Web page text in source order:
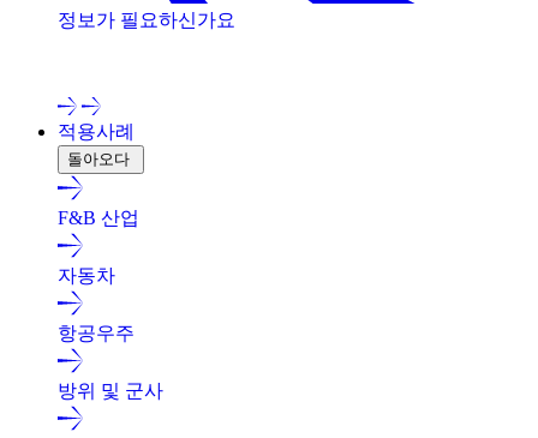
정보가 필요하신가요
적용사례
돌아오다
F&B 산업
자동차
항공우주
방위 및 군사